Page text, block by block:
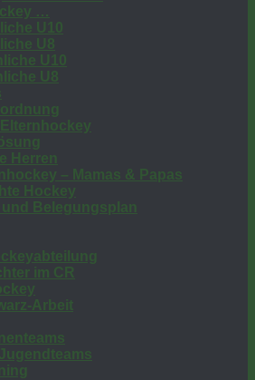
…
U10
U8
U10
U8
Herren
– Mamas & Papas
Hockey
Belegungsplan
im CR
Arbeit